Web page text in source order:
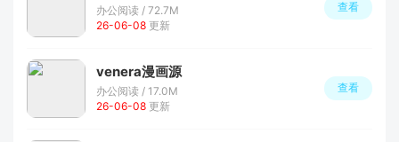
办公阅读 / 72.7M
26-06-08 更新
查看
venera漫画源
办公阅读 / 17.0M
26-06-08 更新
查看